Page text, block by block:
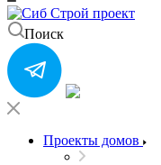
Поиск
Проекты домов